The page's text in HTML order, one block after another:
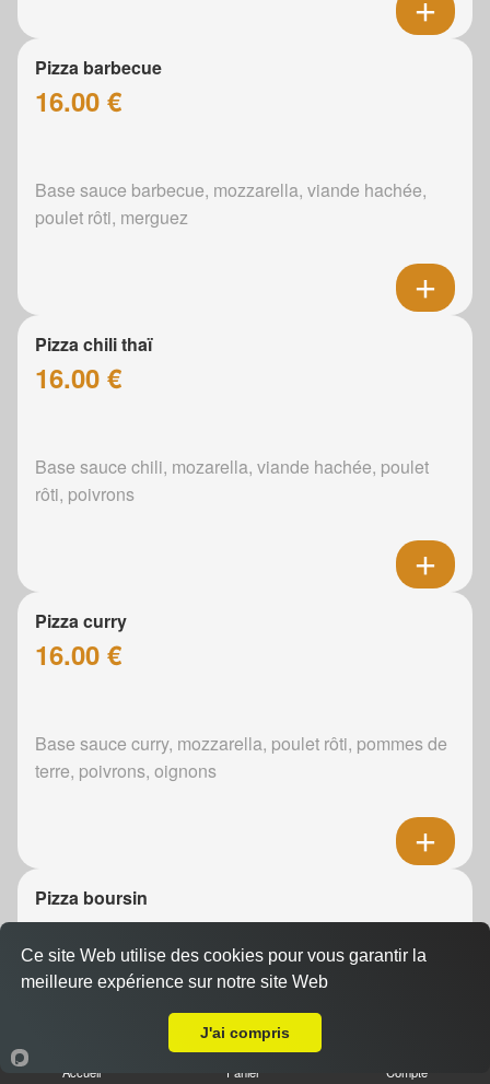
Pizza barbecue
16.00 €
Base sauce barbecue, mozzarella, viande hachée,
poulet rôti, merguez
Pizza chili thaï
16.00 €
Base sauce chili, mozarella, viande hachée, poulet
rôti, poivrons
Pizza curry
16.00 €
Base sauce curry, mozzarella, poulet rôti, pommes de
terre, poivrons, oignons
Pizza boursin
16.00 €
Boursin, mozzarella, poulet rôti, pommes de terre,
Accueil Panier Compte
Ce site Web utilise des cookies pour vous garantir la
meilleure expérience sur notre site Web
J'ai compris